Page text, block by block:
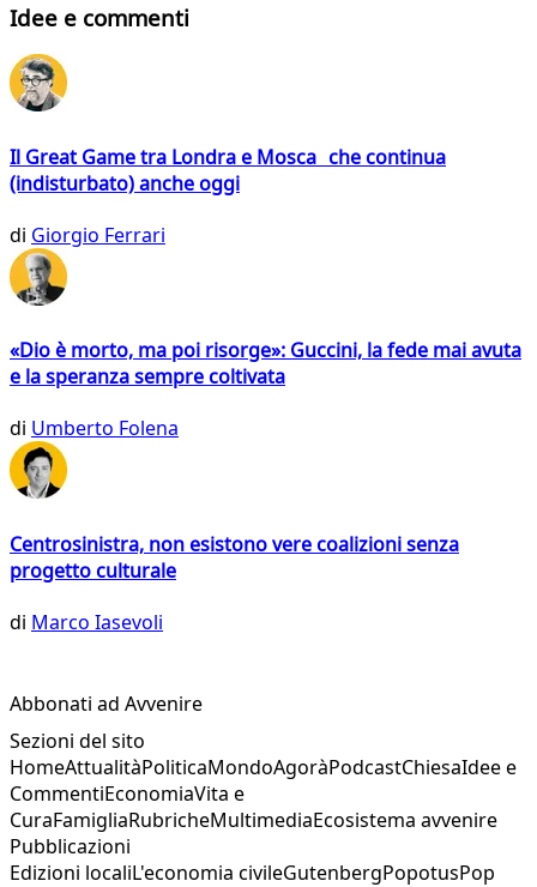
Idee e commenti
Il Great Game tra Londra e Mosca che continua
(indisturbato) anche oggi
di Giorgio Ferrari
«Dio è morto, ma poi risorge»: Guccini, la fede mai avuta
e la speranza sempre coltivata
di Umberto Folena
Centrosinistra, non esistono vere coalizioni senza
progetto culturale
di Marco Iasevoli
Abbonati ad Avvenire
Sezioni del sito
HomeAttualitàPoliticaMondoAgoràPodcastChiesaIdee e
CommentiEconomiaVita e
CuraFamigliaRubricheMultimediaEcosistema avvenire
Pubblicazioni
Edizioni localiL'economia civileGutenbergPopotusPop